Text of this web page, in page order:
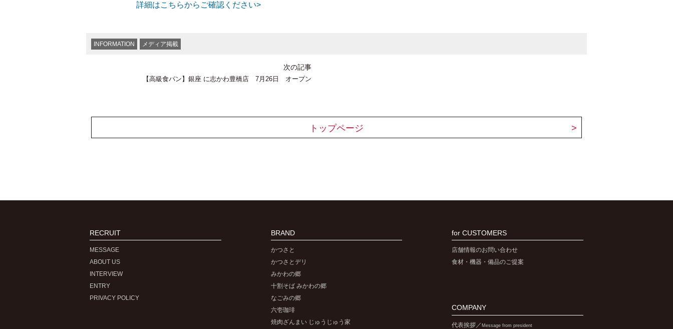
詳細はこちらからご確認ください>
INFORMATION メディア掲載
次の記事
【高級食パン】銀座 に志かわ豊橋店 7月26日 オープン
トップページ
RECRUIT
MESSAGE
ABOUT US
INTERVIEW
ENTRY
PRIVACY POLICY
BRAND
かつさと
かつさとデリ
みかわの郷
十割そば みかわの郷
なごみの郷
六壱珈琲
焼肉ざんまい じゅうじゅう家
for CUSTOMERS
店舗情報のお問い合わせ
食材・機器・備品のご提案
COMPANY
代表挨拶／ Message from president